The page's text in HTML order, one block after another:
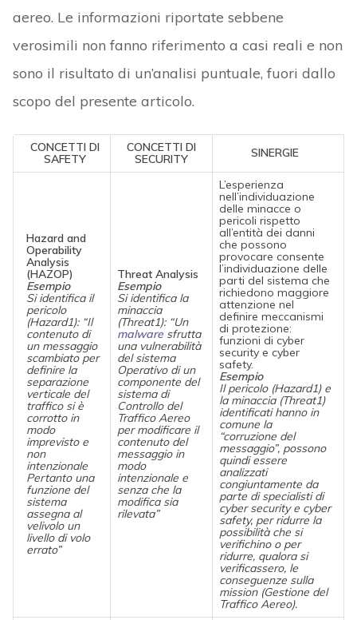
aereo. Le informazioni riportate sebbene
verosimili non fanno riferimento a casi reali e non
sono il risultato di un’analisi puntuale, fuori dallo
scopo del presente articolo.
CONCETTI DI
SAFETY
CONCETTI DI
SECURITY
SINERGIE
Hazard and
Operability
Analysis
(HAZOP)
Esempio
Si identifica il
pericolo
(Hazard1): “Il
contenuto di
un messaggio
scambiato per
definire la
separazione
verticale del
traffico si è
corrotto in
modo
imprevisto e
non
intenzionale
Pertanto una
funzione del
sistema
assegna al
velivolo un
livello di volo
errato”
Threat Analysis
Esempio
Si identifica la
minaccia
(Threat1): “Un
malwaresfrutta
una vulnerabilità
del sistema
Operativo di un
componente del
sistema di
Controllo del
Traffico Aereo
per modificare il
contenuto del
messaggio in
modo
intenzionale e
senza che la
modifica sia
rilevata”
L’esperienza
nell’individuazione
delle minacce o
pericoli rispetto
all’entità dei danni
che possono
provocare consente
l’individuazione delle
parti del sistema che
richiedono maggiore
attenzione nel
definire meccanismi
di protezione:
funzioni di cyber
security e cyber
safety.
Esempio
Il pericolo (Hazard1) e
la minaccia (Threat1)
identificati hanno in
comune la
“corruzione del
messaggio”, possono
quindi essere
analizzati
congiuntamente da
parte di specialisti di
cyber security e cyber
safety, per ridurre la
possibilità che si
verifichino o per
ridurre, qualora si
verificassero, le
conseguenze sulla
mission (Gestione del
Traffico Aereo).